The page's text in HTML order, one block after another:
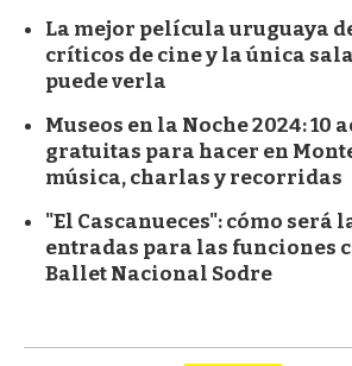
La mejor película uruguaya
críticos de cine y la única
puede verla
Museos en la Noche 2024: 10
gratuitas para hacer en
música, charlas y recorridas
"El Cascanueces": cómo será
entradas para las funciones
Ballet Nacional Sodre